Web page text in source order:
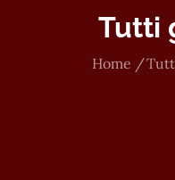
Tutti
Home